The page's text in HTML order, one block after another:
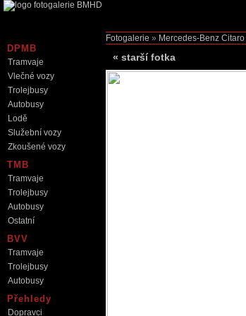
Fotogalerie » Mercedes-Benz Citaro
« starší fotka
DPMB
Tramvaje
Vlečné vozy
Trolejbusy
Autobusy
Lodě
Služební vozy
Zkoušené vozy
TMB
Tramvaje
Trolejbusy
Autobusy
Ostatní
BVV
Tramvaje
Trolejbusy
Autobusy
Přehledy
Dopravci